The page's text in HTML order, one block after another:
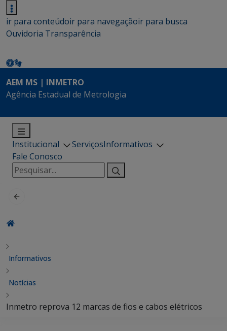
ir para conteúdoir para navegaçãoir para busca
Ouvidoria Transparência
AEM MS | INMETRO
Agência Estadual de Metrologia
Institucional ServiçosInformativos
Fale Conosco
Pesquisar
por:
Informativos
Notícias
Inmetro reprova 12 marcas de fios e cabos elétricos